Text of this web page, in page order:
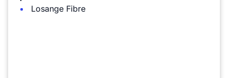
Losange Fibre